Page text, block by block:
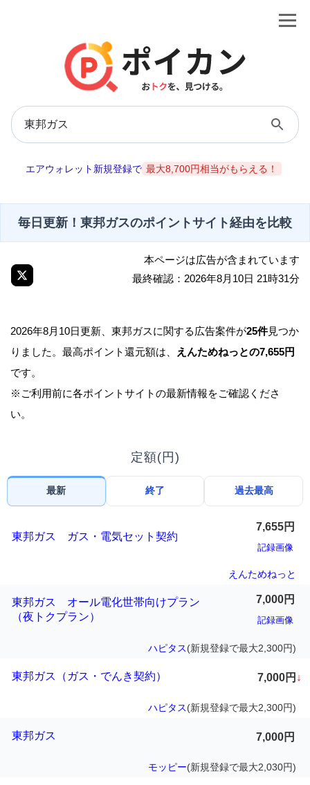
エアウォレット新規登録で 最大8,700円相当がもらえる！
毎日更新！東邦ガスのポイントサイト経由を比較
本ページは広告が含まれています
最終確認：2026年8月10日 21時31分
2026年8月10日更新、東邦ガスに関する広告案件が25件見つか
りました。最高ポイント還元額は、
えんためねっとの7,655円
です。
※ご利用前に各ポイントサイトの最新情報をご確認くださ
い。
定額(円)
最新 終了 過去最高
東邦ガス ガス・電気セット契約
7,655円
記録画像
えんためねっと
東邦ガス オール電化世帯向けプラン
（夜トクプラン）
7,000円
記録画像
ハピタス(新規登録で最大2,300円)
東邦ガス（ガス・でんき契約） 7,000円 ↓
ハピタス(新規登録で最大2,300円)
東邦ガス 7,000円
モッピー(新規登録で最大2,030円)